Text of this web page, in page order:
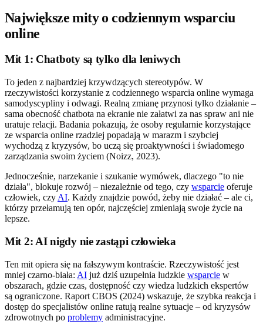
Największe mity o codziennym wsparciu
online
Mit 1: Chatboty są tylko dla leniwych
To jeden z najbardziej krzywdzących stereotypów. W
rzeczywistości korzystanie z codziennego wsparcia online wymaga
samodyscypliny i odwagi. Realną zmianę przynosi tylko działanie –
sama obecność chatbota na ekranie nie załatwi za nas spraw ani nie
uratuje relacji. Badania pokazują, że osoby regularnie korzystające
ze wsparcia online rzadziej popadają w marazm i szybciej
wychodzą z kryzysów, bo uczą się proaktywności i świadomego
zarządzania swoim życiem (Noizz, 2023).
Jednocześnie, narzekanie i szukanie wymówek, dlaczego "to nie
działa", blokuje rozwój – niezależnie od tego, czy wsparcie oferuje
człowiek, czy AI. Każdy znajdzie powód, żeby nie działać – ale ci,
którzy przełamują ten opór, najczęściej zmieniają swoje życie na
lepsze.
Mit 2: AI nigdy nie zastąpi człowieka
Ten mit opiera się na fałszywym kontraście. Rzeczywistość jest
mniej czarno-biała: AI już dziś uzupełnia ludzkie wsparcie w
obszarach, gdzie czas, dostępność czy wiedza ludzkich ekspertów
są ograniczone. Raport CBOS (2024) wskazuje, że szybka reakcja i
dostęp do specjalistów online ratują realne sytuacje – od kryzysów
zdrowotnych po problemy administracyjne.